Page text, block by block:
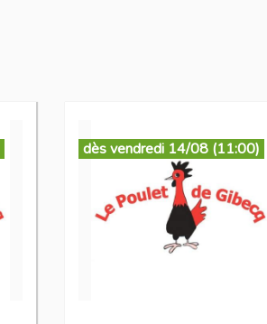
dès vendredi 14/08 (11:00)